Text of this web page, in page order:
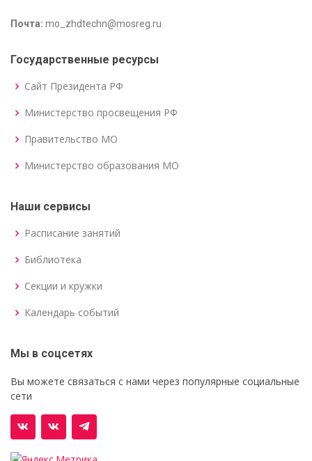
Почта: mo_zhdtechn@mosreg.ru
Государственные ресурсы
Сайт Президента РФ
Министерство просвещения РФ
Правительство МО
Министерство образования МО
Наши сервисы
Расписание занятий
Библиотека
Секции и кружки
Календарь событий
Мы в соцсетях
Вы можете связаться с нами через популярные социальные
сети